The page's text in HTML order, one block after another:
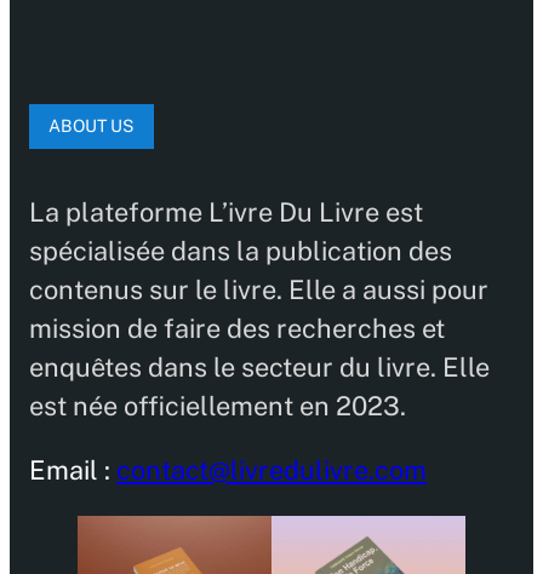
ABOUT US
La plateforme L’ivre Du Livre est
spécialisée dans la publication des
contenus sur le livre. Elle a aussi pour
mission de faire des recherches et
enquêtes dans le secteur du livre. Elle
est née officiellement en 2023.
Email : contact@livredulivre.com